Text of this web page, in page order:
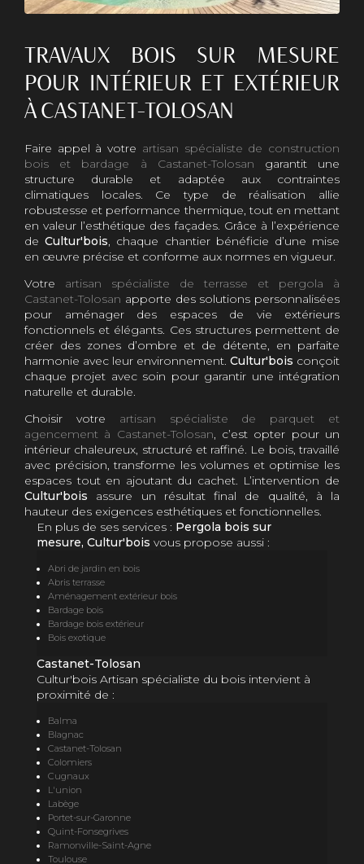
TRAVAUX BOIS SUR MESURE
POUR INTÉRIEUR ET EXTÉRIEUR
À CASTANET-TOLOSAN
Faire appel à votre artisan spécialiste de construction
bois et bardage à Castanet-Tolosan garantit une
structure durable et adaptée aux contraintes
climatiques locales. Ce type de réalisation allie
robustesse et performance thermique, tout en mettant
en valeur l’esthétique des façades. Grâce à l’expérience
deCultur'bois, chaque chantier bénéficie d’une mise
en œuvre précise et conforme aux normes en vigueur.
Votre artisan spécialiste de terrasse et pergola à
Castanet-Tolosan apporte des solutions personnalisées
pour aménager des espaces de vie extérieurs
fonctionnels et élégants. Ces structures permettent de
créer des zones d’ombre et de détente, en parfaite
harmonie avec leur environnement. Cultur'bois conçoit
chaque projet avec soin pour garantir une intégration
naturelle et durable.
Choisir votre artisan spécialiste de parquet et
agencement à Castanet-Tolosan, c’est opter pour un
intérieur chaleureux, structuré et raffiné. Le bois, travaillé
avec précision, transforme les volumes et optimise les
espaces tout en ajoutant du cachet. L’intervention de
Cultur'bois assure un résultat final de qualité, à la
hauteur des exigences esthétiques et fonctionnelles.
En plus de ses services : Pergola bois sur
mesure, Cultur'bois vous propose aussi :
Abri de jardin en bois
Abris terrasse
Aménagement extérieur bois
Bardage bois
Bardage bois extérieur
Bois exotique
Castanet-Tolosan
Cultur'bois Artisan spécialiste du bois intervient à
proximité de :
Balma
Blagnac
Castanet-Tolosan
Colomiers
Cugnaux
L'union
Labège
Portet-sur-Garonne
Quint-Fonsegrives
Ramonville-Saint-Agne
Toulouse